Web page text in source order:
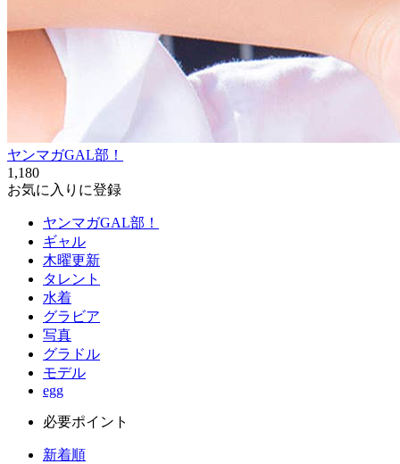
ヤンマガGAL部！
1,180
お気に入りに登録
ヤンマガGAL部！
ギャル
木曜更新
タレント
水着
グラビア
写真
グラドル
モデル
egg
必要ポイント
新着順